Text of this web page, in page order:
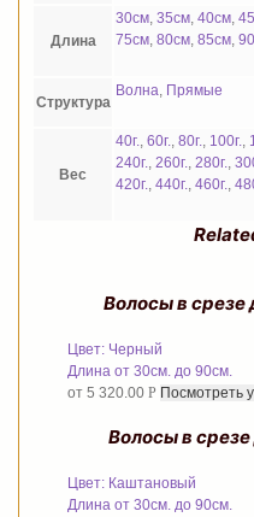
Длина
30см, 35см, 40см,
75см, 80см, 85см,
Структура
Волна, Прямые
Вес
40г., 60г., 80г., 100г.,
240г., 260г., 280г.,
420г., 440г., 460г.,
Волосы в срезе
Цвет: Черный
Длина от 30см. до 90см.
от 5 320.00 Р Посмотреть
Волосы в
Цвет: Каштановый
Длина от 30см. до 90см.